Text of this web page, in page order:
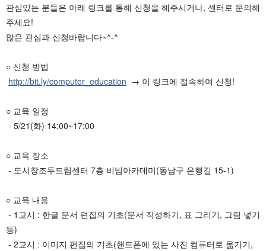
관심있는 분들은 아래 링크를 통해 신청을 해주시거나, 센터로 문의해
주세요!
많은 관심과 신청바랍니다~^-^
○ 신청 방법
http://bit.ly/computer_education
  → 이 링크에 접속하여 신청!
○ 교육 일정
- 5/21(화) 14:00~17:00
○ 교육 장소
- 도시창조두드림센터 7층 비빔아카데미(동남구 은행길 15-1)
○ 교육 내용
등)